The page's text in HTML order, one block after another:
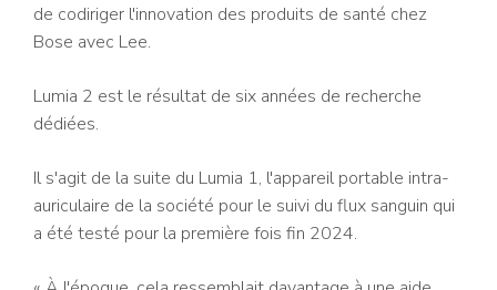
de codiriger l'innovation des produits de santé chez
Bose avec Lee.
Lumia 2 est le résultat de six années de recherche
dédiées.
Il s'agit de la suite du Lumia 1, l'appareil portable intra-
auriculaire de la société pour le suivi du flux sanguin qui
a été testé pour la première fois fin 2024.